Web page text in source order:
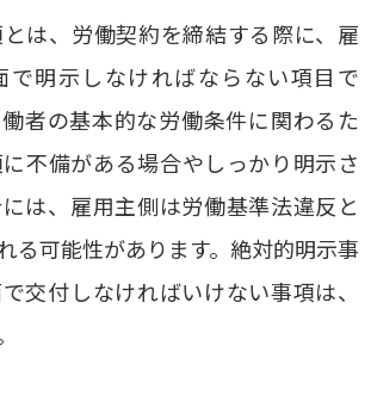
は、労働契約を締結する際に、雇
で明示しなければならない項目で
者の基本的な労働条件に関わるた
不備がある場合やしっかり明示さ
は、雇用主側は労働基準法違反と
る可能性があります。絶対的明示事
交付しなければいけない事項は、